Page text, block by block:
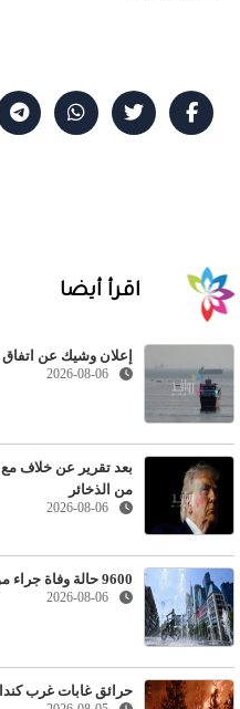
اقرأ أيضا
إعلان وشيك عن اتفاق لـ60 يوماً بين إيران وعُمان
2026-08-06
بعد تقرير عن خلاف
من الذخائر
2026-08-06
9600 حالة وفاة جراء موجة حر في ألمانيا بأسبوع واحد
2026-08-06
حرائق غابات غرب كندا تدمر